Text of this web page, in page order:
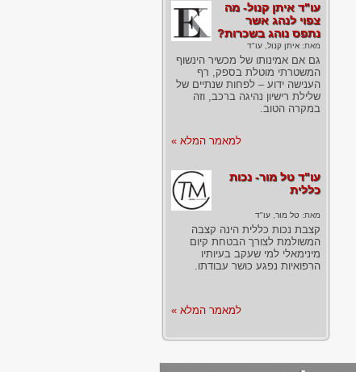
עו"ד איתן קנול- מה
צפוי לנהג אשר
נתפס נוהג בשכרות?
מאת: איתן קנול, עו"ד
גם אם אמינותו של מכשיר הינשוף
המשטרתי מוטלת בספק, רף
הענישה ידוע – לפחות שנתיים של
שלילת רישיון נהיגה ברכב, וזה
במקרה הטוב.
למאמר המלא »
עו"ד טל מור- נכות
כללית
מאת: טל מור, עו"ד
קצבת נכות כללית הינה קצבה
המשולמת לצורך הבטחת קיום
מינימאלי למי שעקב בעיותיו
הרפואיות נפגע כושר עבודתו.
למאמר המלא »